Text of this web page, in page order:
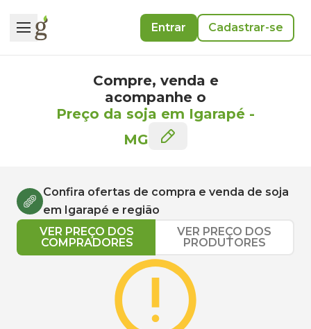
Entrar Cadastrar-se
Compre, venda e
acompanhe o
Preço da soja em Igarapé -
MG
Confira ofertas de compra e venda de soja
em Igarapé e região
VER PREÇO DOS
COMPRADORES
VER PREÇO DOS
PRODUTORES